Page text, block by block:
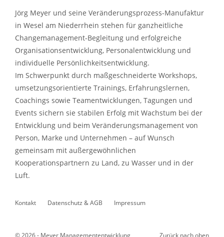
Jörg Meyer und seine Veränderungsprozess-Manufaktur
in Wesel am Niederrhein stehen für ganzheitliche
Changemanagement-Begleitung und erfolgreiche
Organisationsentwicklung, Personalentwicklung und
individuelle Persönlichkeitsentwicklung.
Im Schwerpunkt durch maßgeschneiderte Workshops,
umsetzungsorientierte Trainings, Erfahrungslernen,
Coachings sowie Teamentwicklungen, Tagungen und
Events sichern sie stabilen Erfolg mit Wachstum bei der
Entwicklung und beim Veränderungsmanagement von
Person, Marke und Unternehmen – auf Wunsch
gemeinsam mit außergewöhnlichen
Kooperationspartnern zu Land, zu Wasser und in der
Luft.
Kontakt Datenschutz & AGB Impressum
© 2026 - Meyer Managemententwicklung Zurück nach oben